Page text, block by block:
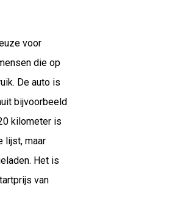
voor
die op
De auto is
bijvoorbeeld
kilometer is
lijst, maar
Het is
van